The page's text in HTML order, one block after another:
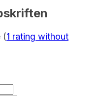
(1 rating without